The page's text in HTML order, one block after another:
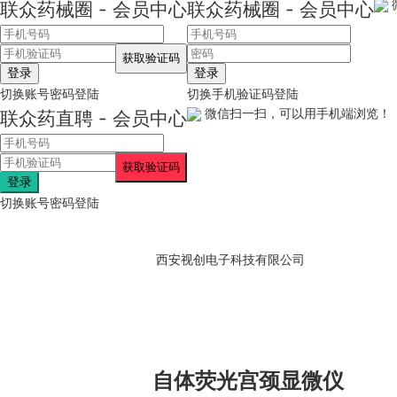
联众药械圈 - 会员中心
登录
切换账号密码登陆
联众药械圈 - 会员中心
登录
切换手机验证码登陆
联众药直聘 - 会员中心
登录
切换账号密码登陆
微信扫一扫，可以用手机端浏览！
西安视创电子科技有限公司
自体荧光宫颈显微仪